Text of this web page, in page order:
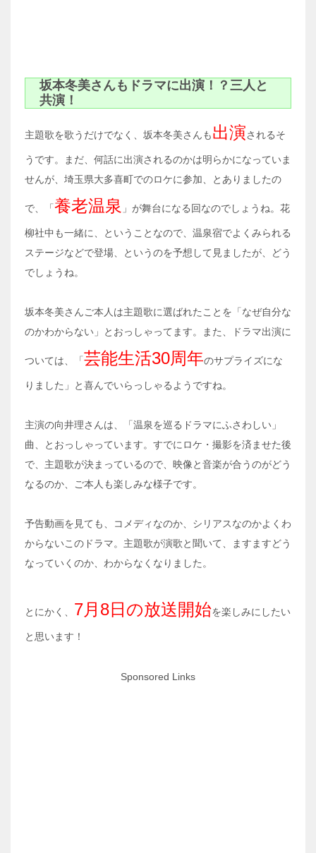
坂本冬美さんもドラマに出演！？三人と
共演！
主題歌を歌うだけでなく、坂本冬美さんも出演されるそ
うです。まだ、何話に出演されるのかは明らかになっていま
せんが、埼玉県大多喜町でのロケに参加、とありましたの
で、「 養老温泉 」が舞台になる回なのでしょうね。花
柳社中も一緒に、ということなので、温泉宿でよくみられる
ステージなどで登場、というのを予想して見ましたが、どう
でしょうね。
坂本冬美さんご本人は主題歌に選ばれたことを「なぜ自分な
のかわからない」とおっしゃってます。また、ドラマ出演に
ついては、「 芸能生活30周年のサプライズにな
りました」と喜んでいらっしゃるようですね。
主演の向井理さんは、「温泉を巡るドラマにふさわしい」
曲、とおっしゃっています。すでにロケ・撮影を済ませた後
で、主題歌が決まっているので、映像と音楽が合うのがどう
なるのか、ご本人も楽しみな様子です。
予告動画を見ても、コメディなのか、シリアスなのかよくわ
からないこのドラマ。主題歌が演歌と聞いて、ますますどう
なっていくのか、わからなくなりました。
とにかく、 7月8日の放送開始を楽しみにしたい
と思います！
Sponsored Links